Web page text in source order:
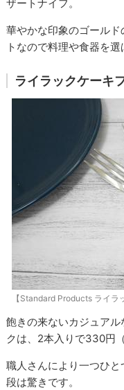
ザートナイフ。
華やかな印象のゴール
トなので料理や食器を
ライラックケーキ
【Standard Products ライラ
飽きの来ないカジュア
クは、2本入りで330円（
職人さんにより一つひ
段は驚きです。